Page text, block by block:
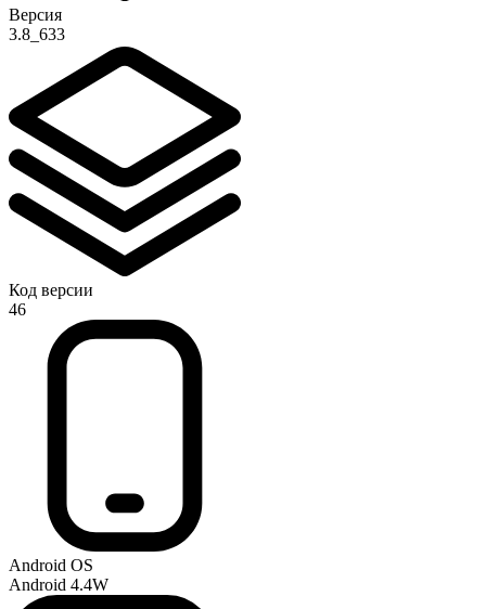
Версия
3.8_633
Код версии
46
Android OS
Android 4.4W